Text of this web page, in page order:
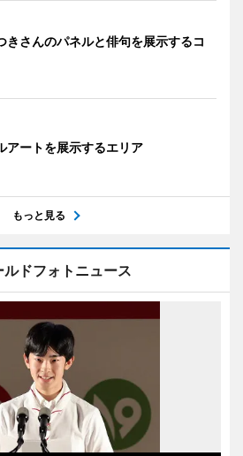
きさんのパネルと俳句を展示するコ
アートを展示するエリア
もっと見る
ルドフォトニュース